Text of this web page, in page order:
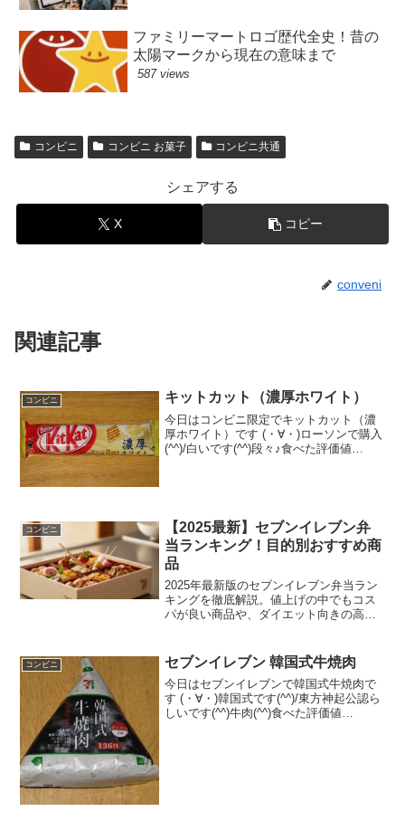
ファミリーマートロゴ歴代全史！昔の
太陽マークから現在の意味まで
587 views
コンビニ コンビニ お菓子 コンビニ共通
シェアする
X コピー
conveni
関連記事
コンビニ キットカット（濃厚ホワイト）
今日はコンビニ限定でキットカット（濃
厚ホワイト）です (・∀・)ローソンで購入
(^^)/白いです(^^)段々♪食べた評価値
コンビニ
【2025最新】セブンイレブン弁
当ランキング！目的別おすすめ商
品
2025年最新版のセブンイレブン弁当ラン
キングを徹底解説。値上げの中でもコス
パが良い商品や、ダイエット向きの高タ
今の気分に合うセブンイレブン弁当ラン
キングの活用法を知って、毎日のランチ
選びをもっと楽しくお得にしましょう。
コンビニ セブンイレブン 韓国式牛焼肉
今日はセブンイレブンで韓国式牛焼肉で
す (・∀・)韓国式です(^^)/東方神起公認ら
しいです(^^)牛肉(^^)食べた評価値